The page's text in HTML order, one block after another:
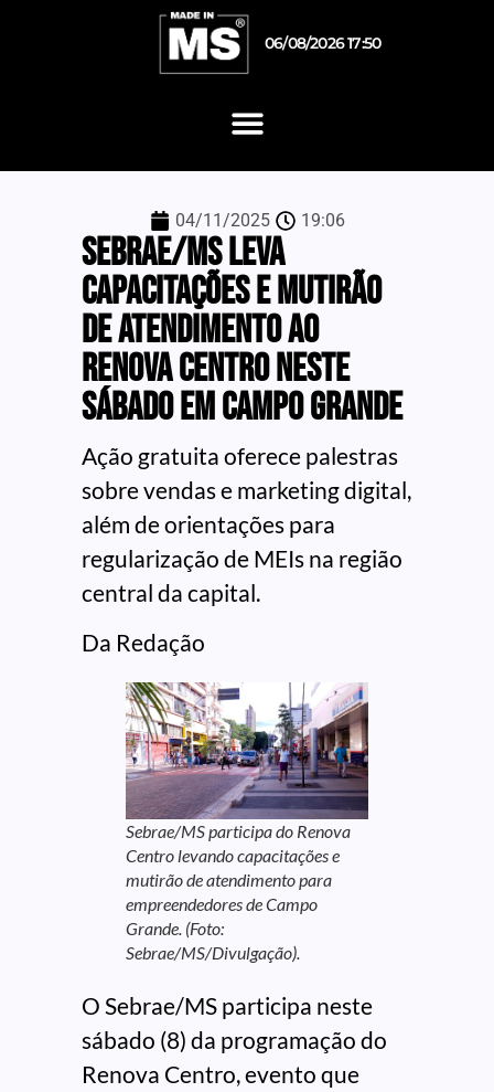
06/08/2026 17:50
04/11/2025 19:06
Sebrae/MS leva
capacitações e mutirão
de atendimento ao
Renova Centro neste
sábado em Campo Grande
Ação gratuita oferece palestras
sobre vendas e marketing digital,
além de orientações para
regularização de MEIs na região
central da capital.
Da Redação
Sebrae/MS participa do Renova
Centro levando capacitações e
mutirão de atendimento para
empreendedores de Campo
Grande. (Foto:
Sebrae/MS/Divulgação).
O Sebrae/MS participa neste
sábado (8) da programação do
Renova Centro, evento que